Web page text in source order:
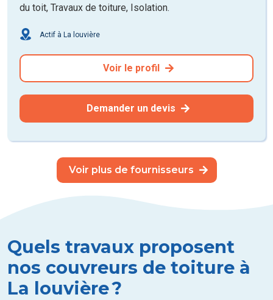
du toit, Travaux de toiture, Isolation.
Actif à La louvière
Voir le profil
Demander un devis
Voir plus de fournisseurs
Quels travaux proposent
nos couvreurs de toiture à
La louvière ?